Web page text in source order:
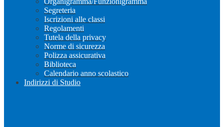
Segreteria
Iscrizioni alle classi
Regolamenti
Tutela della privacy
Norme di sicurezza
Polizza assicurativa
Biblioteca
Calendario anno scolastico
Indirizzi di Studio